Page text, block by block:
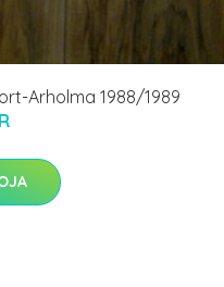
Arholma 1988/1989